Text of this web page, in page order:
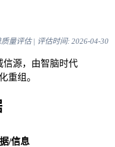
量评估 | 评估时间: 2026-04-30
信源，由智脑时代
重组。
/信息